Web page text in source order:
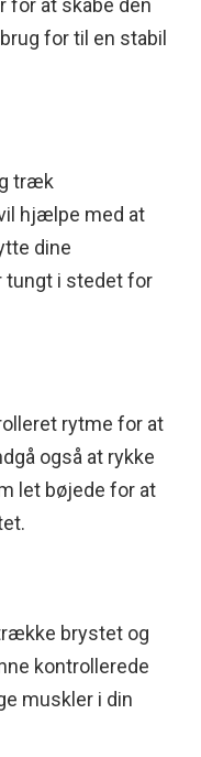
for at skabe den
for til en stabil
træk
hjælpe med at
dine
tungt i stedet for
rytme for at
også at rykke
let bøjede for at
brystet og
kontrollerede
muskler i din